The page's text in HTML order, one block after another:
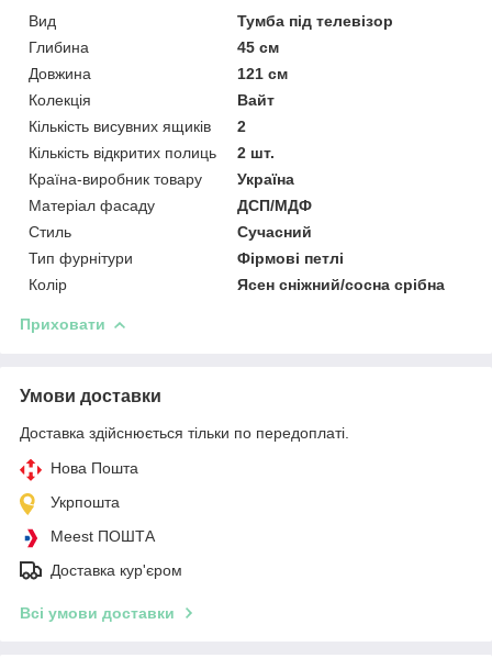
Вид
Тумба під телевізор
Глибина
45 см
Довжина
121 см
Колекція
Вайт
Кількість висувних ящиків
2
Кількість відкритих полиць
2 шт.
Країна-виробник товару
Україна
Матеріал фасаду
ДСП/МДФ
Стиль
Сучасний
Тип фурнітури
Фірмові петлі
Колір
Ясен сніжний/сосна срібна
Приховати
Умови доставки
Доставка здійснюється тільки по передоплаті.
Нова Пошта
Укрпошта
Meest ПОШТА
Доставка кур'єром
Всі умови доставки